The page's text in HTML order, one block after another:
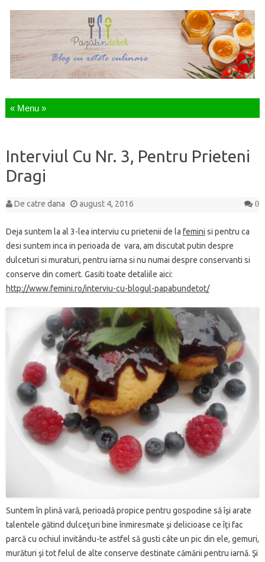
Sari la continut
Interviul Cu Nr. 3, Pentru Prieteni
Dragi
De catre dana august 4, 2016 0
Deja suntem la al 3-lea interviu cu prietenii de la femini si pentru ca
desi suntem inca in perioada de vara, am discutat putin despre
dulceturi si muraturi, pentru iarna si nu numai despre conservanti si
conserve din comert. Gasiti toate detaliile aici:
http://www.femini.ro/interviu-cu-blogul-papabundetot/
Suntem în plină vară, perioadă propice pentru gospodine să îşi arate
talentele gătind dulceţuri bine înmiresmate şi delicioase ce îţi fac
parcă cu ochiul invitându-te astfel să gusti câte un pic din ele, gemuri,
murături şi tot felul de alte conserve destinate cămării pentru iarnă. Şi